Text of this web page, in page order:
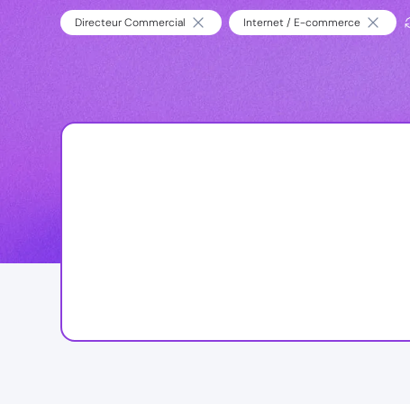
Directeur Commercial Internet / E-commerce